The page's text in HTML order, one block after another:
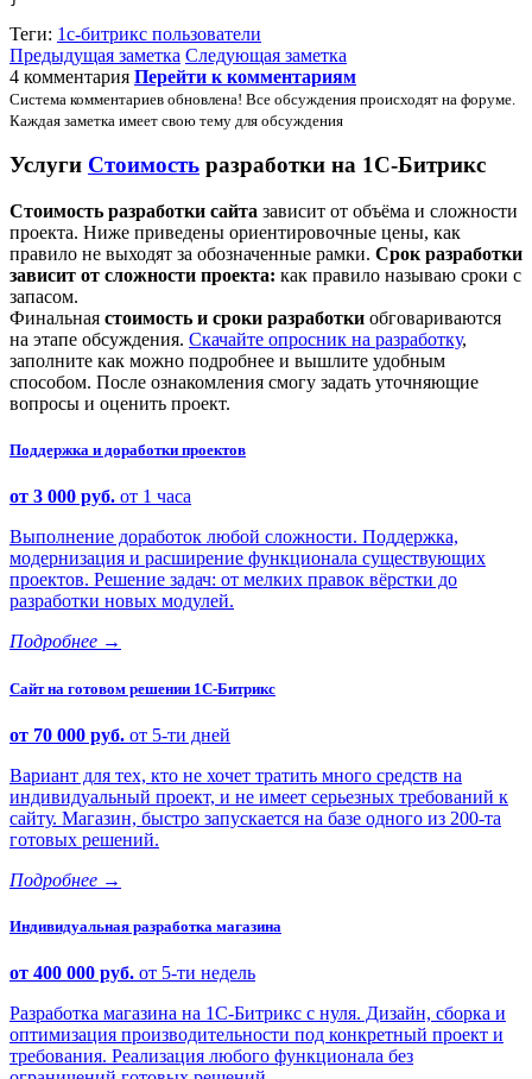
Теги: 1с-битрикс пользователи
Предыдущая заметка Следующая заметка
4 комментария Перейти к комментариям
Система комментариев обновлена! Все обсуждения происходят на форуме.
Каждая заметка имеет свою тему для обсуждения
Услуги Стоимость разработки на 1С-Битрикс
Стоимость разработки сайта зависит от объёма и сложности
проекта. Ниже приведены ориентировочные цены, как
правило не выходят за обозначенные рамки. Срок разработки
зависит от сложности проекта: как правило называю сроки с
запасом.
Финальная стоимость и сроки разработки обговариваются
на этапе обсуждения. Скачайте опросник на разработку,
заполните как можно подробнее и вышлите удобным
способом. После ознакомления смогу задать уточняющие
вопросы и оценить проект.
Поддержка и доработки проектов
от 3 000 руб. от 1 часа
Выполнение доработок любой сложности. Поддержка,
модернизация и расширение функционала существующих
проектов. Решение задач: от мелких правок вёрстки до
разработки новых модулей.
Подробнее →
Сайт на готовом решении 1С-Битрикс
от 70 000 руб. от 5-ти дней
Вариант для тех, кто не хочет тратить много средств на
индивидуальный проект, и не имеет серьезных требований к
сайту. Магазин, быстро запускается на базе одного из 200-та
готовых решений.
Подробнее →
Индивидуальная разработка магазина
от 400 000 руб. от 5-ти недель
Разработка магазина на 1С-Битрикс с нуля. Дизайн, сборка и
оптимизация производительности под конкретный проект и
требования. Реализация любого функционала без